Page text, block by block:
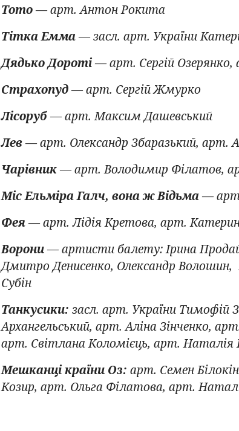
Тото— арт. Антон Рокита
Тітка Емма— засл. арт. України
Дядько Дороті— арт. Сергій Озерянко,
Страхопуд— арт. Сергій Жмурко
Лісоруб— арт. Максим Дашевський
Лев— арт. Олександр Збаразький, арт.
Чарівник— арт. Володимир Філатов,
Міс Ельміра Галч, вона ж Відьма— арт.
Фея— арт. Лідія Кретова, арт.
Ворони— артисти балету: Ірина
Дмитро Денисенко, Олександр Волошин,
Субін
Танкусики: засл. арт. України Тимофій
Архангельський, арт. Аліна Зінченко,
арт. Світлана Коломієць, арт.
Мешканці країни Оз: арт. Семен
Козир, арт. Ольга Філатова, арт.